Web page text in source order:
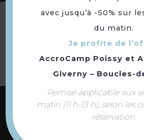
Suivez-nous
NOUS CONTACTER
avec jusqu’à -50% sur
du matin.
Je profite de
AccroCamp Poissy et
Giverny – Boucles-
Remise applicable aux
matin (11 h-13 h), selon les
réservation.